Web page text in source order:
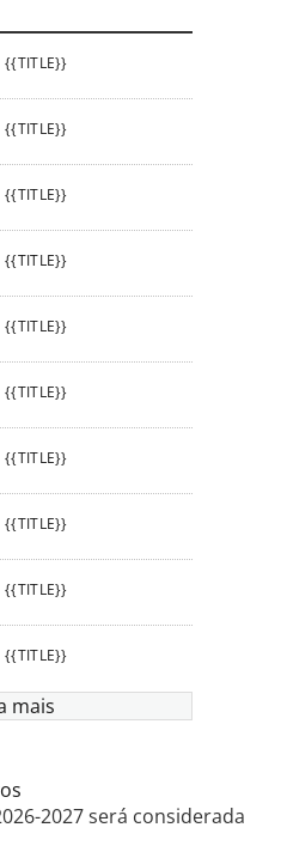
{{TITLE}}
{{TITLE}}
{{TITLE}}
{{TITLE}}
{{TITLE}}
{{TITLE}}
{{TITLE}}
{{TITLE}}
{{TITLE}}
{{TITLE}}
mais
2027 será considerada